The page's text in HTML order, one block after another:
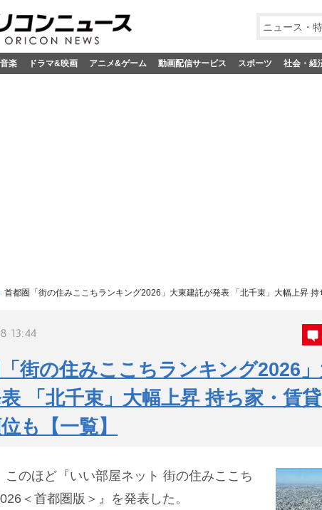
ニュース・
音楽 ドラマ&映画 アニメ&ゲーム 動画配信サービス スポーツ 社会・経
首都圏「街の住みここちランキング2026」大東建託が発表 「北千束」大幅上昇 持
13:44
街の住みここちランキング2026
「北千束」大幅上昇 持ち家・賃
も【一覧】
このほど『いい部屋ネット 街の住みここち
＜首都圏版＞』を発表した。